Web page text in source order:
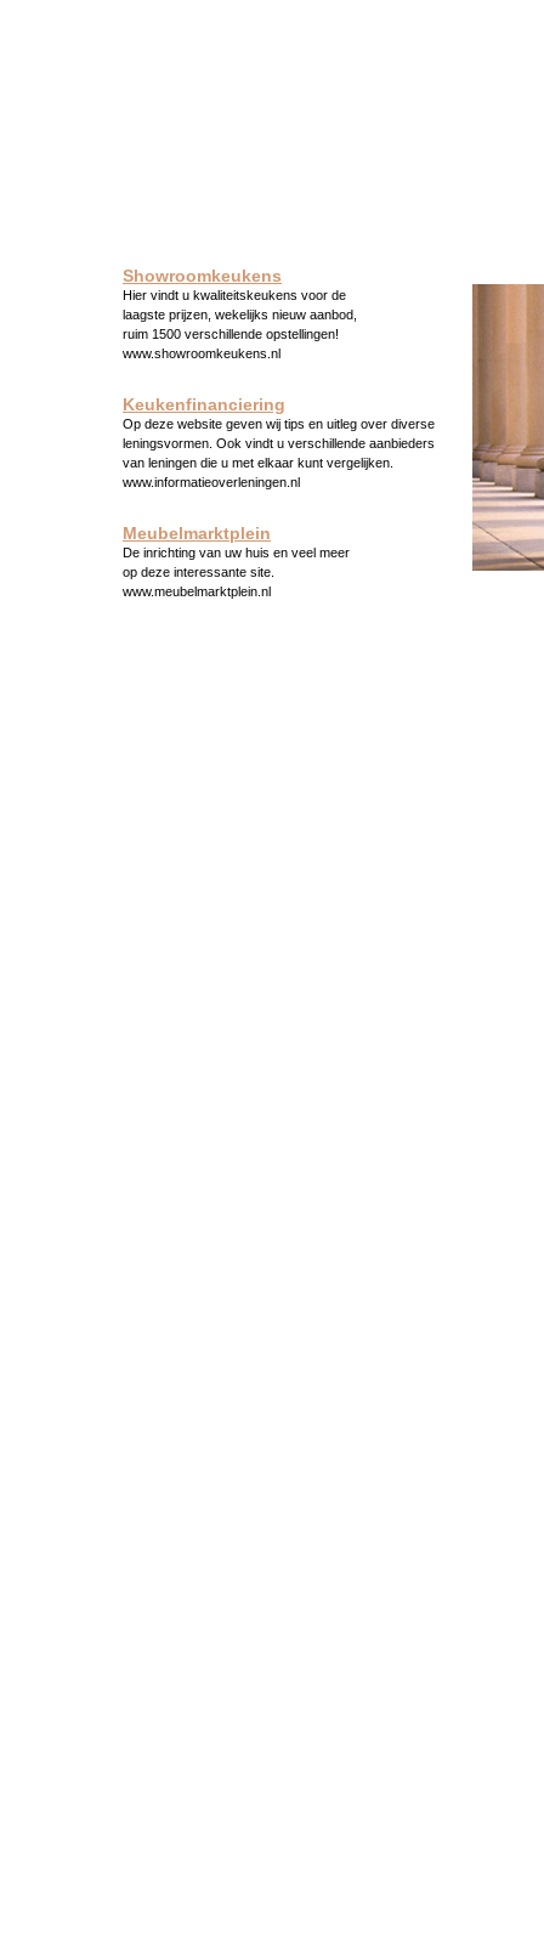
Showroomkeukens
Hier vindt u kwaliteitskeukens voor de
laagste prijzen, wekelijks nieuw aanbod,
ruim 1500 verschillende opstellingen!
www.showroomkeukens.nl
Keukenfinanciering
Op deze website geven wij tips en uitleg over diverse
leningsvormen. Ook vindt u verschillende aanbieders
van leningen die u met elkaar kunt vergelijken.
www.informatieoverleningen.nl
Meubelmarktplein
De inrichting van uw huis en veel meer
op deze interessante site.
www.meubelmarktplein.nl